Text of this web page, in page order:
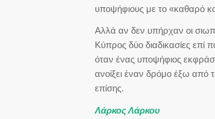
υποψήφιους με το «καθαρό
Αλλά αν δεν υπήρχαν οι
Κύπρος δύο διαδικασίες επί
όταν ένας υποψήφιος
ανοίξει έναν δρόμο έξω από
επίσης.
Λάρκος Λάρκου